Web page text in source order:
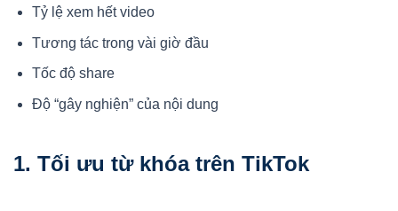
Tỷ lệ xem hết video
Tương tác trong vài giờ đầu
Tốc độ share
Độ “gây nghiện” của nội dung
1. Tối ưu từ khóa trên TikTok